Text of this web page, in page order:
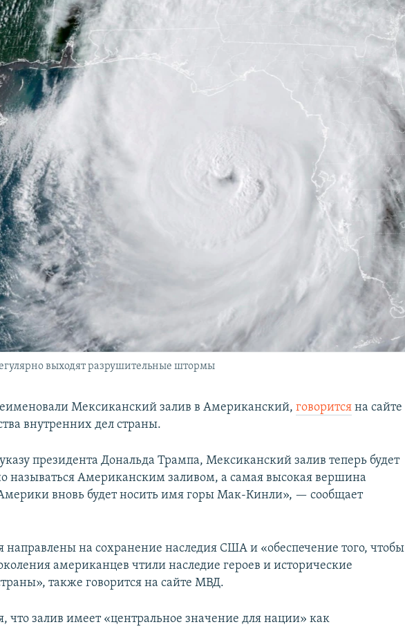
выходят разрушительные штормы
Мексиканский залив в Американский,говорится на сайте
внутренних дел страны.
президента Дональда Трампа, Мексиканский залив теперь будет
называться Американским заливом, а самая высокая вершина
вновь будет носить имя горы Мак-Кинли», — сообщает
на сохранение наследия США и «обеспечение того, чтобы
американцев чтили наследие героев и исторические
также говорится на сайте МВД.
что залив имеет «центральное значение для нации» как